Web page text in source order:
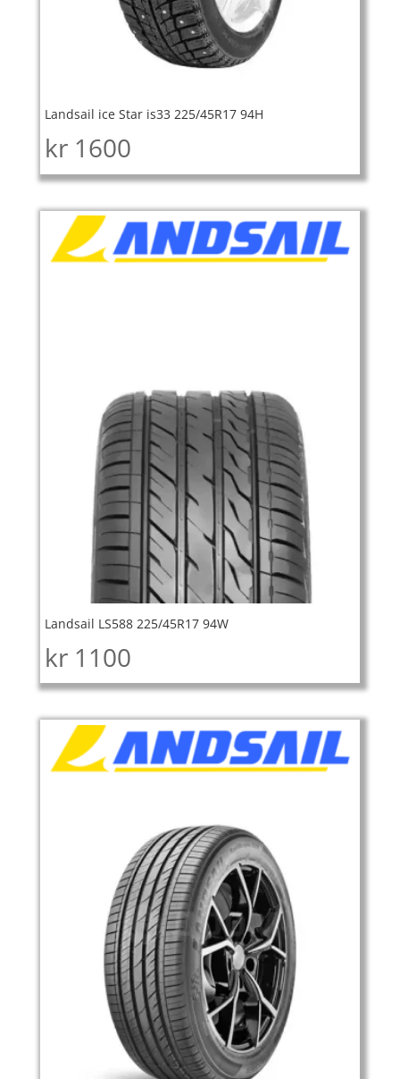
Landsail ice Star is33 225/45R17 94H
kr 1600
Landsail LS588 225/45R17 94W
kr 1100